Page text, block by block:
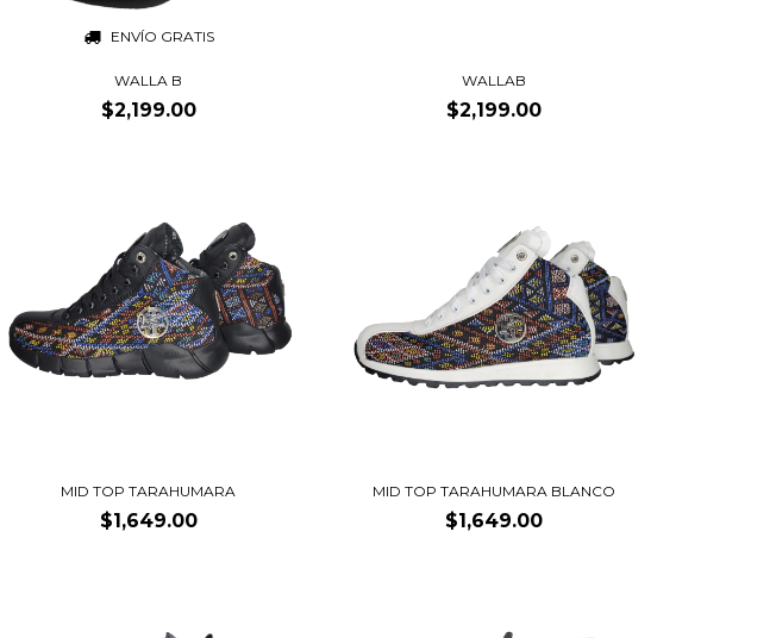
ENVÍO GRATIS
WALLA B
$2,199.00
WALLAB
$2,199.00
MID TOP TARAHUMARA
$1,649.00
MID TOP TARAHUMARA BLANCO
$1,649.00